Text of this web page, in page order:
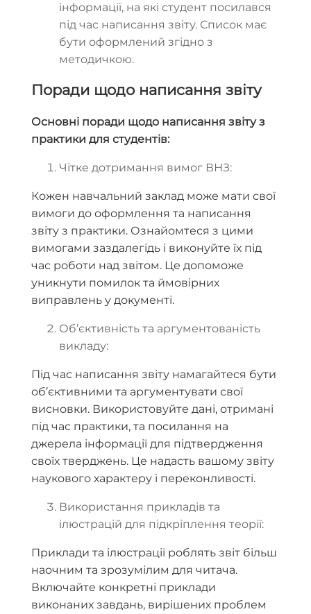
інформації, на які студент посилався
під час написання звіту. Список має
бути оформлений згідно з
методичкою.
Поради щодо написання звіту
Основні поради щодо написання звіту з
практики для студентів:
Чітке дотримання вимог ВНЗ:
Кожен навчальний заклад може мати свої
вимоги до оформлення та написання
звіту з практики. Ознайомтеся з цими
вимогами заздалегідь і виконуйте їх під
час роботи над звітом. Це допоможе
уникнути помилок та ймовірних
виправлень у документі.
Об’єктивність та аргументованість
викладу:
Під час написання звіту намагайтеся бути
об’єктивними та аргументувати свої
висновки. Використовуйте дані, отримані
під час практики, та посилання на
джерела інформації для підтвердження
своїх тверджень. Це надасть вашому звіту
наукового характеру і переконливості.
Використання прикладів та
ілюстрацій для підкріплення теорії:
Приклади та ілюстрації роблять звіт більш
наочним та зрозумілим для читача.
Включайте конкретні приклади
виконаних завдань, вирішених проблем